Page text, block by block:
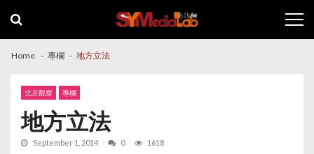
navigation
content
Home 專欄 地方立法
北京觀察 專欄
地方立法
September 1, 2014 0 1618